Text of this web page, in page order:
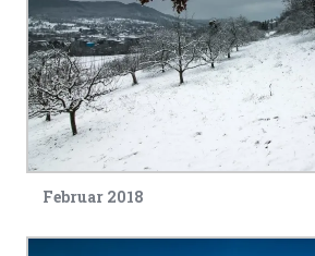
Februar 2018